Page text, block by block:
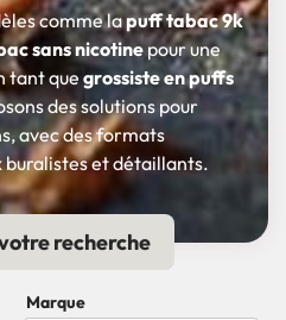
comme lapuff tabac 9k
sans nicotine pour une
tant que grossiste en puffs
des solutions pour
avec des formats
buralistes et détaillants.
recherche
Marque